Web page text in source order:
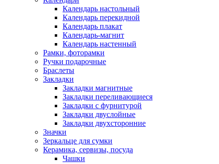
Календарь настольный
Календарь перекидной
Календарь плакат
Календарь-магнит
Календарь настенный
Рамки, фоторамки
Ручки подарочные
Браслеты
Закладки
Закладки магнитные
Закладки переливающиеся
Закладки с фурнитурой
Закладки двуслойные
Закладки двухсторонние
Значки
Зеркальце для сумки
Керамика, сервизы, посуда
Чашки